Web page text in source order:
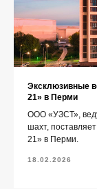
Эксклюзивные
21» в Перми
ООО «УЗСТ»,
шахт,
21» в Перми.
18.02.2026
Политика
+7 (343)